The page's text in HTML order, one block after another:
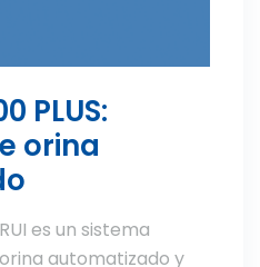
PLUS:
orina
es un sistema
automatizado y